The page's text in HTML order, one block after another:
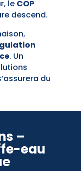
le COP
descend.
. Un
du
–
eau